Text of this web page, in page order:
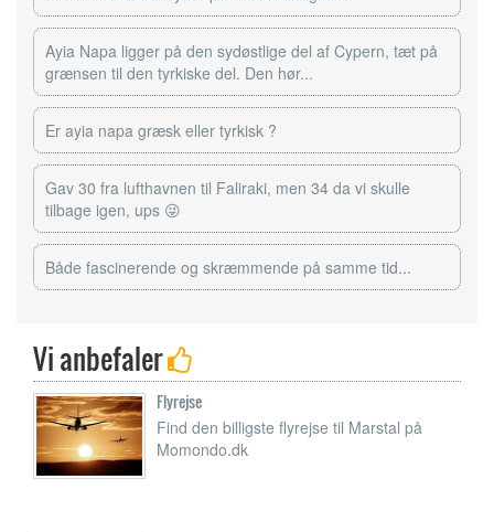
Ayia Napa ligger på den sydøstlige del af Cypern, tæt på
grænsen til den tyrkiske del. Den hør...
Er ayia napa græsk eller tyrkisk ?
Gav 30 fra lufthavnen til Faliraki, men 34 da vi skulle
tilbage igen, ups 😜
Både fascinerende og skræmmende på samme tid...
Vi anbefaler
Flyrejse
Find den billigste flyrejse til Marstal på
Momondo.dk